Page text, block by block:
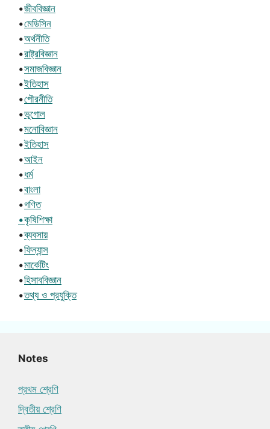
•জীববিজ্ঞান
•মেডিসিন
•অর্থনীতি
•রাষ্ট্রবিজ্ঞান
•সমাজবিজ্ঞান
•ইতিহাস
•পৌরনীতি
•ভূগোল
•মনোবিজ্ঞান
•ইতিহাস
•আইন
•ধর্ম
•বাংলা
•গণিত
•কৃষিশিক্ষা
•ব্যবসায়
•ফিন্যান্স
•মার্কেটিং
•হিসাববিজ্ঞান
•তথ্য ও প্রযুক্তি
Notes
প্রথম শ্রেণি
দ্বিতীয় শ্রেণি